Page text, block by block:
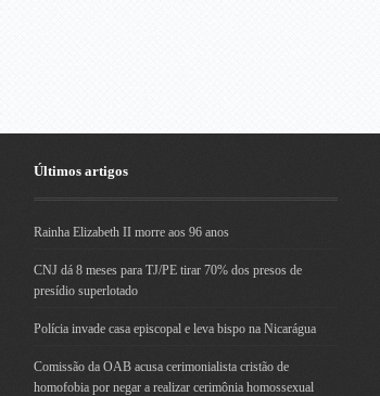
Últimos artigos
Rainha Elizabeth II morre aos 96 anos
CNJ dá 8 meses para TJ/PE tirar 70% dos presos de
presídio superlotado
Polícia invade casa episcopal e leva bispo na Nicarágua
Comissão da OAB acusa cerimonialista cristão de
homofobia por negar a realizar cerimônia homossexual